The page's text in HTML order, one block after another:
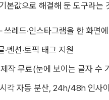
본값으로 해결해 둔 도구라는
레드·인스타그램을 한 화면에
·멘션·토픽 태그 지원
작 무료(눈에 보이는 글자 수
각 자동 분산, 24h/48h 인사